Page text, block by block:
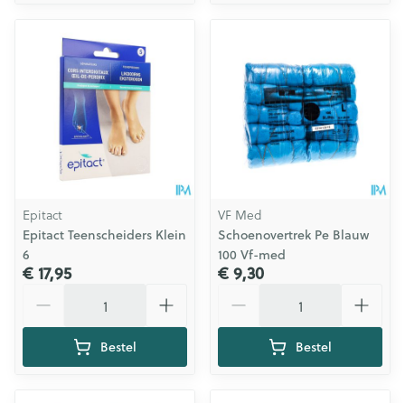
Epitact
Epitact Teenscheiders Klein
6
€ 17,95
Bestel
VF Med
Schoenovertrek Pe Blauw
100 Vf-med
€ 9,30
Bestel